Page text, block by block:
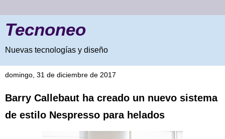
Tecnoneo
Nuevas tecnologías y diseño
domingo, 31 de diciembre de 2017
Barry Callebaut ha creado un nuevo sistema
de estilo Nespresso para helados